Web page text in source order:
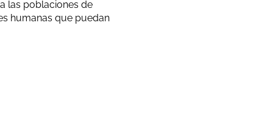
las poblaciones de
humanas que puedan